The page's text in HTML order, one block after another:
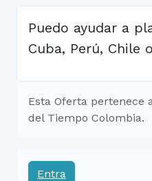
Puedo ayudar a
Cuba, Perú, Chile
Esta Oferta pertenece
del Tiempo Colombia.
Entra